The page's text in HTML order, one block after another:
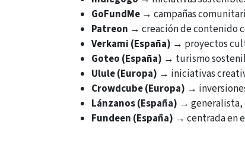
GoFundMe → campañas
Patreon → creación de contenido
Verkami (España) → proyectos
Goteo (España) → turismo
Ulule (Europa) → iniciativas
Crowdcube (Europa) →
Lánzanos (España) → generalista,
Fundeen (España) → centrada en